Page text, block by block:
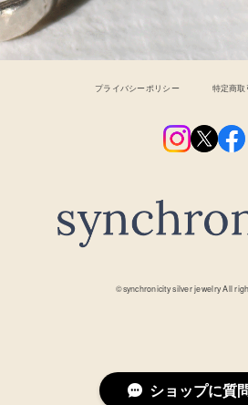
プライバシーポリシー 特定商
©︎synchronicity silver jewelry All
ショップに質